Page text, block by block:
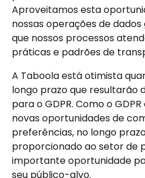
Aproveitamos esta
nossas operações de
que nossos processos
práticas e padrões de
A Taboola está otimista
longo prazo que resultarão
para o GDPR. Como o
novas oportunidades de
preferências, no longo
proporcionado ao setor de
importante oportunidade
seu público-alvo.